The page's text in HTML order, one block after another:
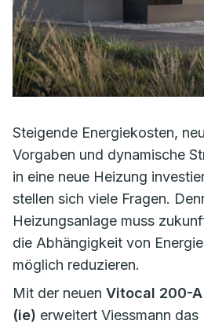
Steigende Energiekosten,
Vorgaben und dynamische
in eine neue Heizung
stellen sich viele Fragen.
Heizungsanlage muss
die Abhängigkeit von
möglich reduzieren.
Mit der neuen Vitocal 200-
(ie) erweitert Viessmann